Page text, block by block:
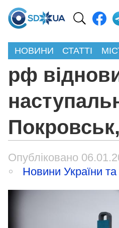
НОВИНИ СТАТТІ
рф
Опубліковано
Новини України та